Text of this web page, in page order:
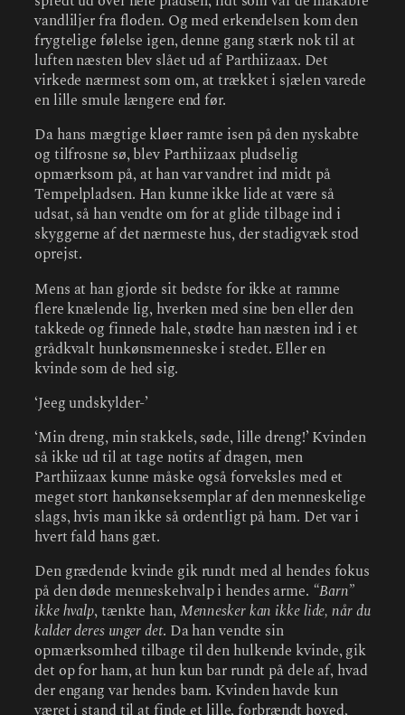
vandliljer fra floden. Og med erkendelsen kom den
frygtelige følelse igen, denne gang stærk nok til at
luften næsten blev slået ud af Parthiizaax. Det
virkede nærmest som om, at trækket i sjælen varede
en lille smule længere end før.
Da hans mægtige kløer ramte isen på den nyskabte
og tilfrosne sø, blev Parthiizaax pludselig
opmærksom på, at han var vandret ind midt på
Tempelpladsen. Han kunne ikke lide at være så
udsat, så han vendte om for at glide tilbage ind i
skyggerne af det nærmeste hus, der stadigvæk stod
oprejst.
Mens at han gjorde sit bedste for ikke at ramme
flere knælende lig, hverken med sine ben eller den
takkede og finnede hale, stødte han næsten ind i et
grådkvalt hunkønsmenneske i stedet. Eller en
kvinde som de hed sig.
‘Jeeg undskylder-’
‘Min dreng, min stakkels, søde, lille dreng!’ Kvinden
så ikke ud til at tage notits af dragen, men
Parthiizaax kunne måske også forveksles med et
meget stort hankønseksemplar af den menneskelige
slags, hvis man ikke så ordentligt på ham. Det var i
hvert fald hans gæt.
Den grædende kvinde gik rundt med al hendes fokus
på den døde menneskehvalp i hendes arme. “Barn”
ikke hvalp, tænkte han,Mennesker kan ikke lide, når du
kalder deres unger det. Da han vendte sin
opmærksomhed tilbage til den hulkende kvinde, gik
det op for ham, at hun kun bar rundt på dele af, hvad
der engang var hendes barn. Kvinden havde kun